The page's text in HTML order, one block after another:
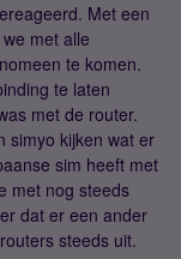
Met een
met alle
te komen.
te laten
met de router.
simyo kijken wat er
sim heeft met
met nog steeds
dat er een ander
steeds uit.